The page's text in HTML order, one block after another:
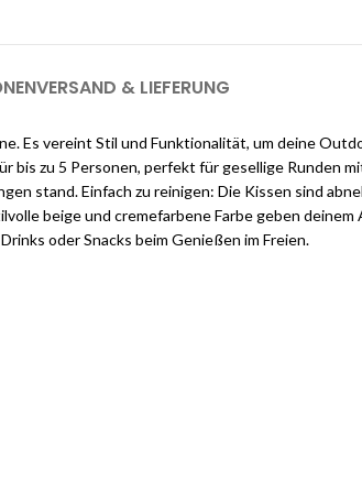
VERSAND & LIEFERUNG
Es vereint Stil und Funktionalität, um deine
zu 5 Personen, perfekt für gesellige Runden
stand. Einfach zu reinigen: Die Kissen sind
beige und cremefarbene Farbe geben
oder Snacks beim Genießen im Freien.